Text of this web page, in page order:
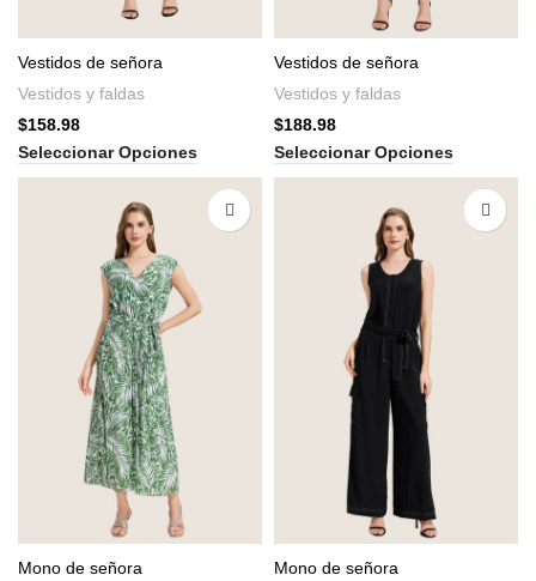
Vestidos de señora
Vestidos y faldas
$158.98
Seleccionar Opciones
Vestidos de señora
Vestidos y faldas
$188.98
Seleccionar Opciones
Mono de señora
Mono de señora